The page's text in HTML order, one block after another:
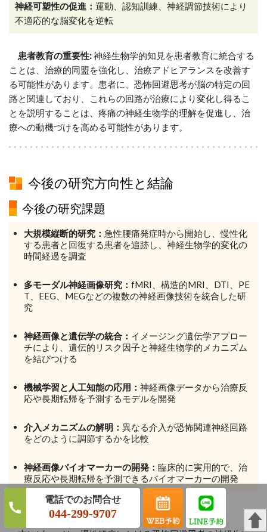
044-299-9707
神経可塑性の促進： 運動、認知訓練、神経調節技術により
不適応的な脳変化を逆転
患者教育の重要性:神経生物学的知見を患者教育に統合する
ことは、治療的同盟を強化し、治療アドヒアランスを改善す
る可能性があります。患者に、恐怖回避思考が脳の特定の回
路と関連しており、これらの回路が治療により変化し得るこ
とを説明することは、疼痛の神経生物学的理解を促進し、治
療への動機づけを高める可能性があります。
今後の研究方向性と結論
今後の研究課題
大規模縦断的研究： 急性腰痛発症時から開始し、慢性化
する患者と回復する患者を追跡し、神経生物学的変化の
時間経過を調査
多モーダル神経画像研究： fMRI、構造的MRI、DTI、PE
T、EEG、MEGなどの複数の神経画像技術を統合した研
究
神経画像と遺伝学の統合： イメージング遺伝学アプロー
チにより、遺伝的リスク因子と神経生物学的メカニズム
を結びつける
機械学習と人工知能の応用： 神経画像データから治療反
応や長期転帰を予測するモデルを開発
介入メカニズムの解明： 異なる介入が恐怖関連神経回路
をどのように調節するかを比較
神経画像バイオマーカーの開発： 臨床的に実用的で、治
療反応や長期転帰を予測できるバイオマーカーの開発